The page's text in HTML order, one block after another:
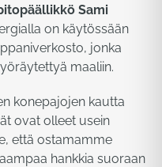
Sami
on käytössään
jonka
maaliin.
konepajojen kautta
ovat olleet usein
että ostamamme
hankkia suoraan